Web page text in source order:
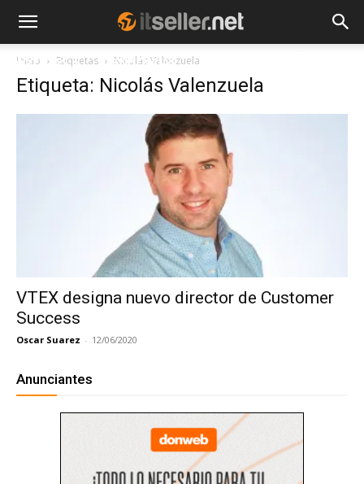
NOTICIAS TENDENCIAS
Inicio Etiquetas Nicolás Valenzuela
Etiqueta: Nicolás Valenzuela
VTEX designa nuevo director de Customer
Success
Oscar Suarez - 12/06/2020
Anunciantes